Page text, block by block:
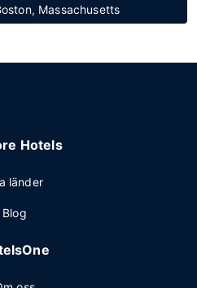
Massachusetts
Hotels
länder
Blog